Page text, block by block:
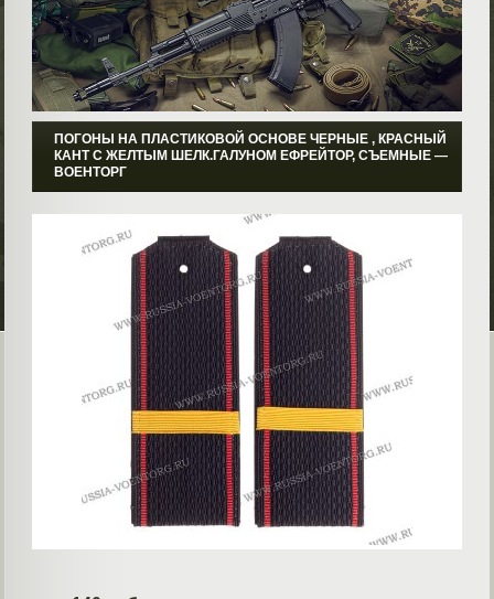
ПОГОНЫ НА ПЛАСТИКОВОЙ ОСНОВЕ ЧЕРНЫЕ , КРАСНЫЙ
КАНТ С ЖЕЛТЫМ ШЕЛК.ГАЛУНОМ ЕФРЕЙТОР, СЪЕМНЫЕ ―
ВОЕНТОРГ